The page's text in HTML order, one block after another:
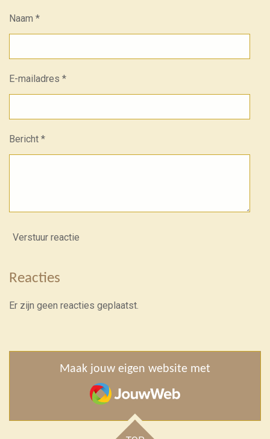
Naam *
E-mailadres *
Bericht *
Verstuur reactie
Reacties
Er zijn geen reacties geplaatst.
Maak jouw eigen website met
JouwWeb